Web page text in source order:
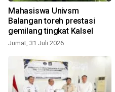
Mahasiswa Univsm
Balangan toreh prestasi
gemilang tingkat Kalsel
Jumat, 31 Juli 2026